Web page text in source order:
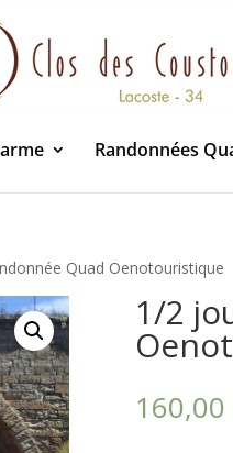
Randonnées
Quad Oenotouristique
1/2
160,00